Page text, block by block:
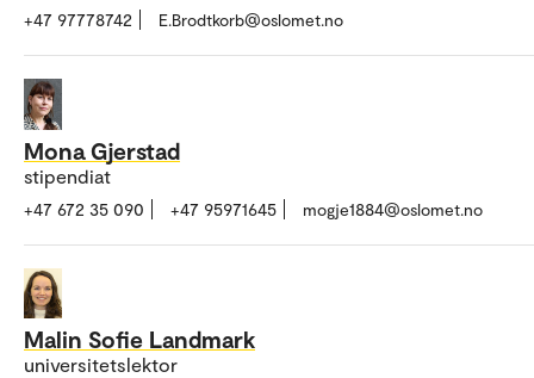
+47 97778742 E.Brodtkorb@oslomet.no
Mona Gjerstad
stipendiat
+47 672 35 090 +47 95971645 mogje1884@oslomet.no
Malin Sofie Landmark
universitetslektor